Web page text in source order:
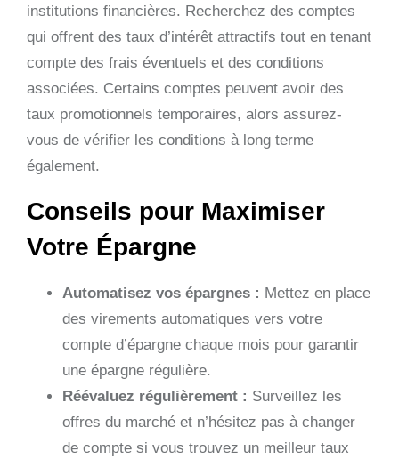
institutions financières. Recherchez des comptes
qui offrent des taux d’intérêt attractifs tout en tenant
compte des frais éventuels et des conditions
associées. Certains comptes peuvent avoir des
taux promotionnels temporaires, alors assurez-
vous de vérifier les conditions à long terme
également.
Conseils pour Maximiser
Votre Épargne
Automatisez vos épargnes : Mettez en place
des virements automatiques vers votre
compte d’épargne chaque mois pour garantir
une épargne régulière.
Réévaluez régulièrement : Surveillez les
offres du marché et n’hésitez pas à changer
de compte si vous trouvez un meilleur taux